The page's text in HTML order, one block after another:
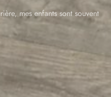
mes enfants sont souvent